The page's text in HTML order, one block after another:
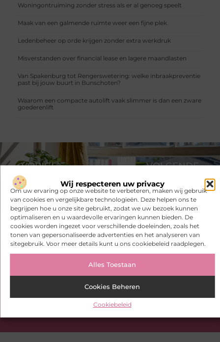
Wij respecteren uw privacy
Om uw ervaring op onze website te verbeteren, maken wij gebruik
van cookies en vergelijkbare technologieën. Deze helpen ons te
begrijpen hoe u onze site gebruikt, zodat we uw bezoek kunnen
optimaliseren en u waardevolle ervaringen kunnen bieden. De
cookies worden ingezet voor verschillende doeleinden, zoals het
tonen van gepersonaliseerde advertenties en het analyseren van
sitegebruik. Voor meer details kunt u ons cookiebeleid raadplegen.
Alles Toestaan
Cookies Beheren
Cookiebeleid
Woningontruiming zonder stress als er al genoeg speelt
Maak van een galmende ruimte weer een fijne plek
Ledenbeheer op orde krijgen zonder extra werkdruk
Misverstanden over financial lease en lagere maandlasten
Van Spakenburg tot Rengerswetering: welke inbraakpreventie
past bij jouw buurt in Bunschoten?
Waarom een compacte autolift vaak slimmer is dan een zware
goederenlift
Heb je deze artikelen al bekeken?
Ontdek de boeiende en interessante verhalen die wij voor je in
petto hebben en mis onze artikelen niet. Duik in diverse
onderwerpen en blijf op de hoogte!
VORIGE
Dag- en zonlicht
VOLGENDE